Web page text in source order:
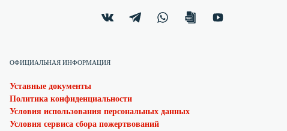
ОФИЦИАЛЬНАЯ ИНФОРМАЦИЯ
Уставные документы
Политика конфиденциальности
Условия использования персональных данных
Условия сервиса сбора пожертвований